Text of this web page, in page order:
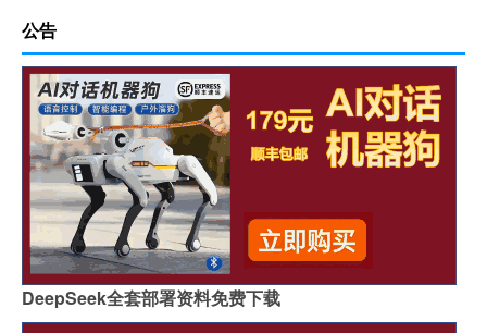
公告
DeepSeek全套部署资料免费下载